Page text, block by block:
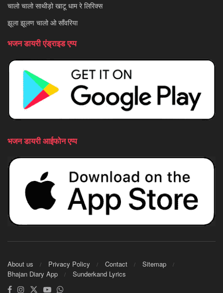
चालो चालो साथीड़ो खाटू धाम रे लिरिक्स
झूला झूलण चालो ओ साँवरिया
भजन डायरी एंड्राइड एप्प
भजन डायरी आईफोन एप्प
About us Privacy Policy Contact
Sitemap
Bhajan Diary App
Sunderkand Lyrics